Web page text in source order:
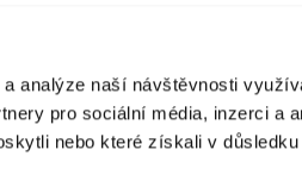
analýze naší návštěvnosti
pro sociální média, inzerci a
nebo které získali v důsledku
partnerů